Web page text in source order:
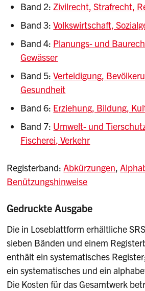
Band 2:Zivilrecht, Strafrecht,
Band 3:Volkswirtschaft,
Band 4: Planungs- und
Gewässer
Band 5:Verteidigung,
Gesundheit
Band 6: Erziehung, Bildung,
Band 7: Umwelt- und
Fischerei, Verkehr
Registerband:Abkürzungen,
Benützungshinweise
Gedruckte Ausgabe
Die in Loseblattform erhältliche
sieben Bänden und einem
enthält ein systematisches
ein systematisches und ein
Die Kosten für das Gesamtwerk